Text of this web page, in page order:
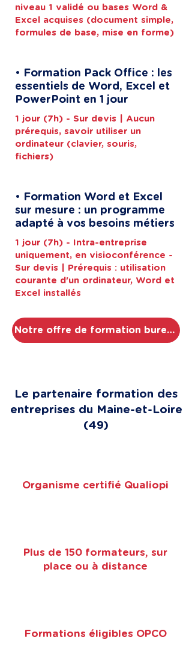
niveau 1 validé ou bases Word &
Excel acquises (document simple,
formules de base, mise en forme)
• Formation Pack Office : les
essentiels de Word, Excel et
PowerPoint en 1 jour
1 jour (7h) - Sur devis | Aucun
prérequis, savoir utiliser un
ordinateur (clavier, souris,
fichiers)
• Formation Word et Excel
sur mesure : un programme
adapté à vos besoins métiers
1 jour (7h) - Intra-entreprise
uniquement, en visioconférence -
Sur devis | Prérequis : utilisation
courante d'un ordinateur, Word et
Excel installés
Notre offre de formation bureautique
Le partenaire formation des
entreprises du Maine-et-Loire
(49)
Organisme certifié Qualiopi
Plus de 150 formateurs, sur
place ou à distance
Formations éligibles OPCO